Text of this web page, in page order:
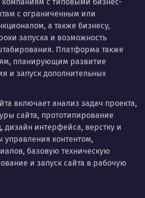
с ограниченным или
а также бизнесу,
запуска и возможность
Платформа также
планирующим развитие
и запуск дополнительных
включает анализ задач проекта,
сайта, прототипирование
дизайн интерфейса, верстку и
управления контентом,
базовую техническую
и запуск сайта в рабочую